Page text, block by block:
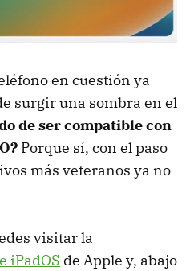
en cuestión ya
surgir una sombra en el
de ser compatible con
Porque sí, con el paso
más veteranos ya no
visitar la
iPadOS de Apple y, abajo